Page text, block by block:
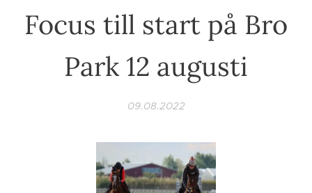
Focus till start på Bro
Park 12 augusti
09.08.2022